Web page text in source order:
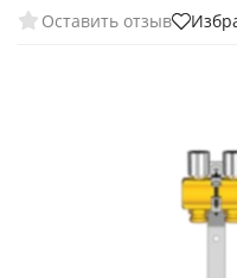
Оставить отзыв